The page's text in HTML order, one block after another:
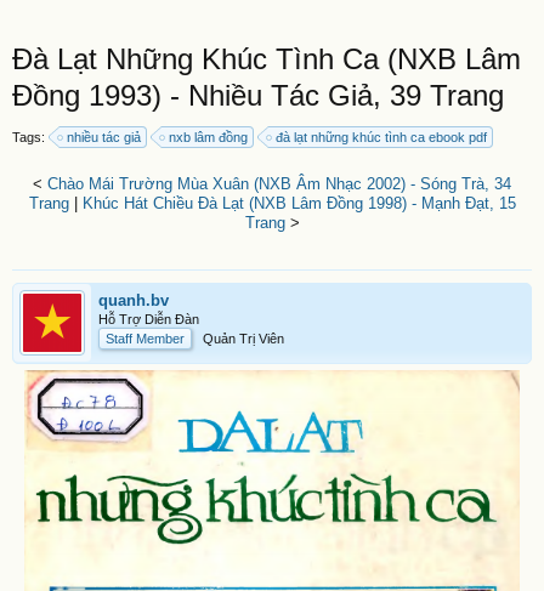
Đà Lạt Những Khúc Tình Ca (NXB Lâm
Đồng 1993) - Nhiều Tác Giả, 39 Trang
Tags: nhiều tác giả nxb lâm đồng đà lạt những khúc tình ca ebook pdf
< Chào Mái Trường Mùa Xuân (NXB Âm Nhạc 2002) - Sóng Trà, 34
Trang|
Khúc Hát Chiều Đà Lạt (NXB Lâm Đồng 1998) - Mạnh Đạt, 15
Trang>
quanh.bv
Hỗ Trợ Diễn Đàn
Staff Member
Quản Trị Viên